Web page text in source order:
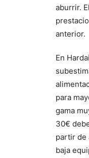
aburrir.
anterior.
En
para
gama
30€
partir de
baja